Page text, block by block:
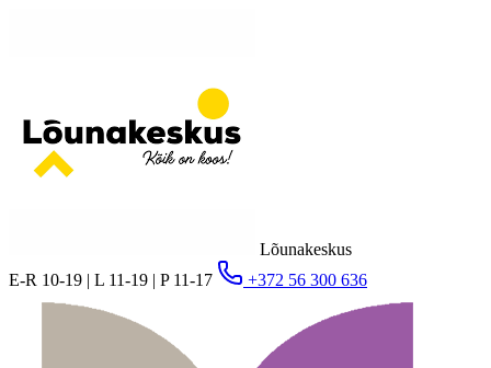
Lõunakeskus
E-R 10-19 | L 11-19 | P 11-17
+372 56 300 636